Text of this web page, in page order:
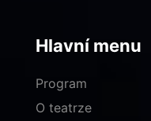
Hlavní menu
Program
O teatrze